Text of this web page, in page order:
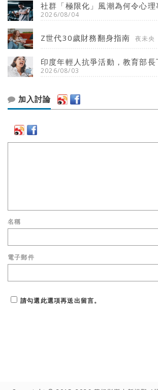
社群「極限化」風潮為何令心理
2026/08/04
Z世代30歲財務翻身指南 夜未央
印度年輕人抗爭活動，教育部長
2026/08/03
加入討論
名稱
電子郵件
請勾選此選項再送出留言。